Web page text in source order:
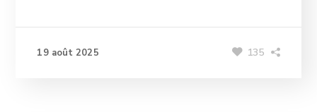
19 août 2025 135